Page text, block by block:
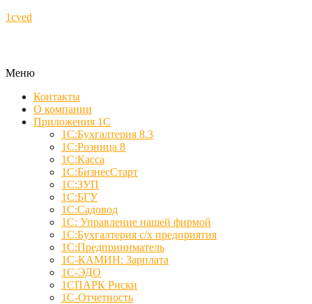
1cved
Меню
Контакты
О компании
Приложения 1С
1С:Бухгалтерия 8.3
1С:Розница 8
1С:Касса
1С:БизнесСтарт
1С:ЗУП
1С:БГУ
1С:Садовод
1С: Управление нашей фирмой
1С:Бухгалтерия с/х предприятия
1С:Предприниматель
1С-КАМИН: Зарплата
1С-ЭДО
1СПАРК Риски
1С-Отчетность